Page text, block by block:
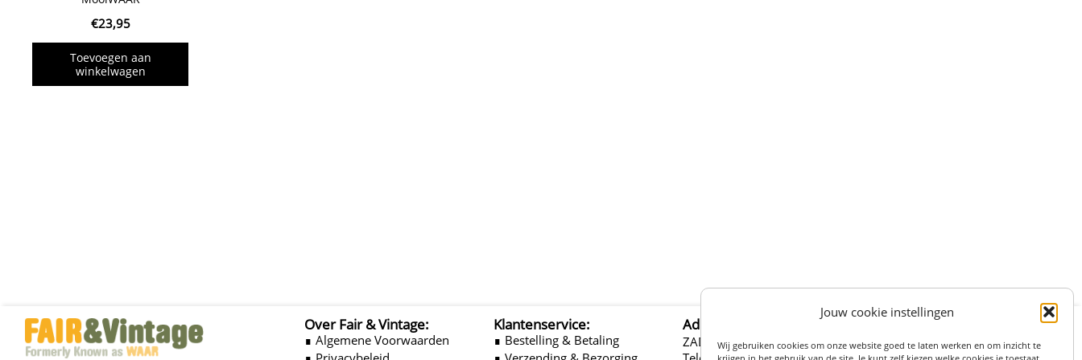
Jouw cookie instellingen
Wij gebruiken cookies om onze website goed te laten werken en om inzicht te
krijgen in het gebruik van de site. Je kunt zelf kiezen welke cookies je toestaat.
€23,95
Toevoegen aan
winkelwagen
Over Fair & Vintage:
∎ Algemene Voorwaarden
Klantenservice:
∎ Bestelling & Betaling
Adres:
ZADELSTRAAT 27, 3511LS UTRECHT (centrum)